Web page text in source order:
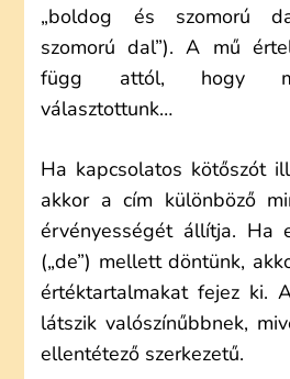
„boldog és szomorú
szomorú dal”). A mű
függ attól, hogy
választottunk…
Ha kapcsolatos kötőszót
akkor a cím különböző
érvényességét állítja. Ha
(„de”) mellett döntünk,
értéktartalmakat fejez ki.
látszik valószínűbbnek,
ellentétező szerkezetű.